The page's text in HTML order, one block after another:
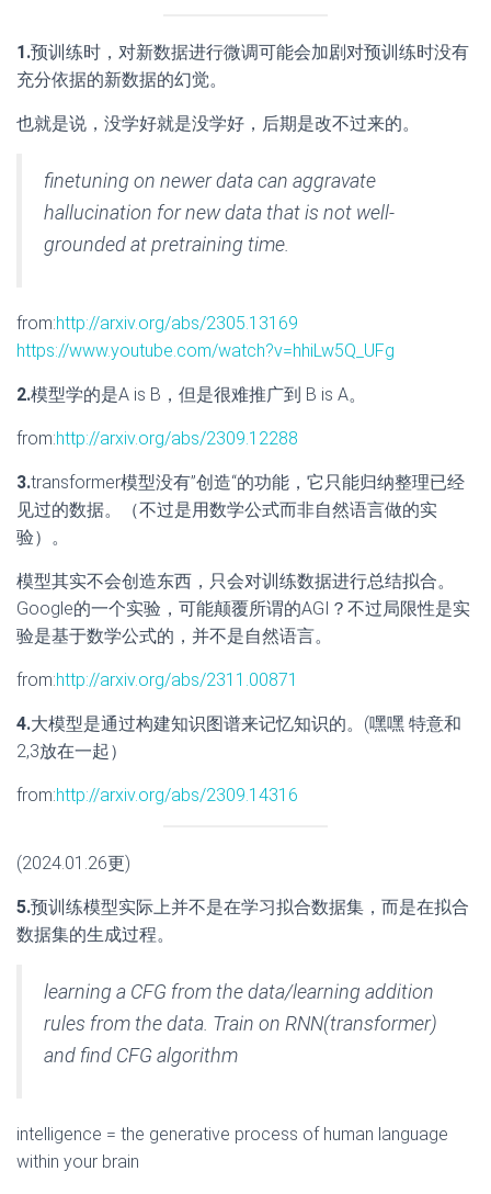
1.预训练时，对新数据进行微调可能会加剧对预训练时没有
充分依据的新数据的幻觉。
也就是说，没学好就是没学好，后期是改不过来的。
finetuning on newer data can aggravate
hallucination for new data that is not well-
grounded at pretraining time.
from:http://arxiv.org/abs/2305.13169
https://www.youtube.com/watch?v=hhiLw5Q_UFg
2.模型学的是A is B，但是很难推广到 B is A。
from:http://arxiv.org/abs/2309.12288
3.transformer模型没有”创造“的功能，它只能归纳整理已经
见过的数据。（不过是用数学公式而非自然语言做的实
验）。
模型其实不会创造东西，只会对训练数据进行总结拟合。
Google的一个实验，可能颠覆所谓的AGI？不过局限性是实
验是基于数学公式的，并不是自然语言。
from:http://arxiv.org/abs/2311.00871
4.大模型是通过构建知识图谱来记忆知识的。(嘿嘿 特意和
2,3放在一起）
from:http://arxiv.org/abs/2309.14316
(2024.01.26更)
5.预训练模型实际上并不是在学习拟合数据集，而是在拟合
数据集的生成过程。
learning a CFG from the data/learning addition
rules from the data. Train on RNN(transformer)
and find CFG algorithm
intelligence = the generative process of human language
within your brain